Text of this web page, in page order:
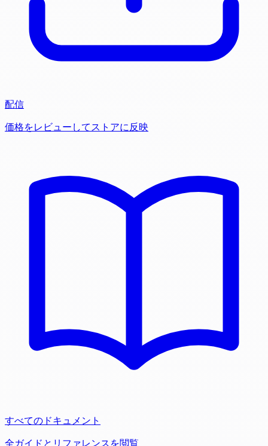
配信
価格をレビューしてストアに反映
すべてのドキュメント
全ガイドとリファレンスを閲覧